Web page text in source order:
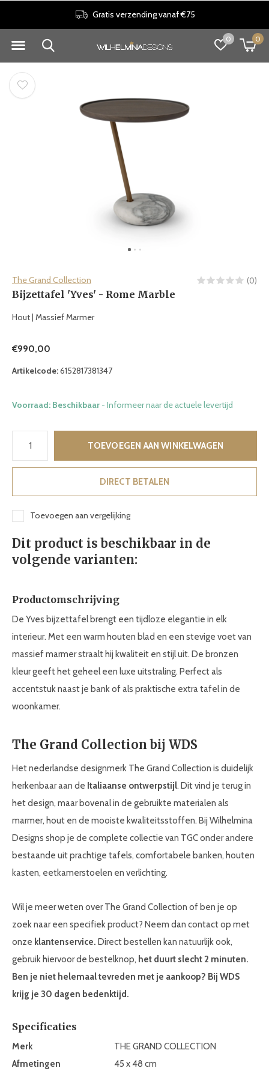
0 0
Gratis verzending vanaf €75
The Grand Collection (0)
Bijzettafel 'Yves' - Rome Marble
Hout | Massief Marmer
€990,00
Artikelcode:6152817381347
Voorraad: Beschikbaar - Informeer naar de actuele levertijd
TOEVOEGEN AAN WINKELWAGEN
DIRECT BETALEN
Toevoegen aan vergelijking
Dit product is beschikbaar in de
volgende varianten:
Productomschrijving
De Yves bijzettafel brengt een tijdloze elegantie in elk
interieur. Met een warm houten blad en een stevige voet van
massief marmer straalt hij kwaliteit en stijl uit. De bronzen
kleur geeft het geheel een luxe uitstraling. Perfect als
accentstuk naast je bank of als praktische extra tafel in de
woonkamer.
The Grand Collection bij WDS
Het nederlandse designmerk The Grand Collection is duidelijk
herkenbaar aan de Italiaanse ontwerpstijl. Dit vind je terug in
het design, maar bovenal in de gebruikte materialen als
marmer, hout en de mooiste kwaliteitsstoffen. Bij Wilhelmina
Designs shop je de complete collectie van TGC onder andere
bestaande uit prachtige tafels, comfortabele banken, houten
kasten, eetkamerstoelen en verlichting.
Wil je meer weten over The Grand Collection of ben je op
zoek naar een specifiek product? Neem dan contact op met
onze klantenservice. Direct bestellen kan natuurlijk ook,
gebruik hiervoor de bestelknop, het duurt slecht 2 minuten.
Ben je niet helemaal tevreden met je aankoop? Bij WDS
krijg je 30 dagen bedenktijd.
Specificaties
Merk
THE GRAND COLLECTION
Afmetingen
45 x 48 cm